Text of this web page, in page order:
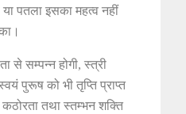
या पतला इसका महत्व नहीं
से सम्पन्न होगी, स्त्री
पुरूष को भी तृप्ति प्राप्त
तथा स्तम्भन शक्ति